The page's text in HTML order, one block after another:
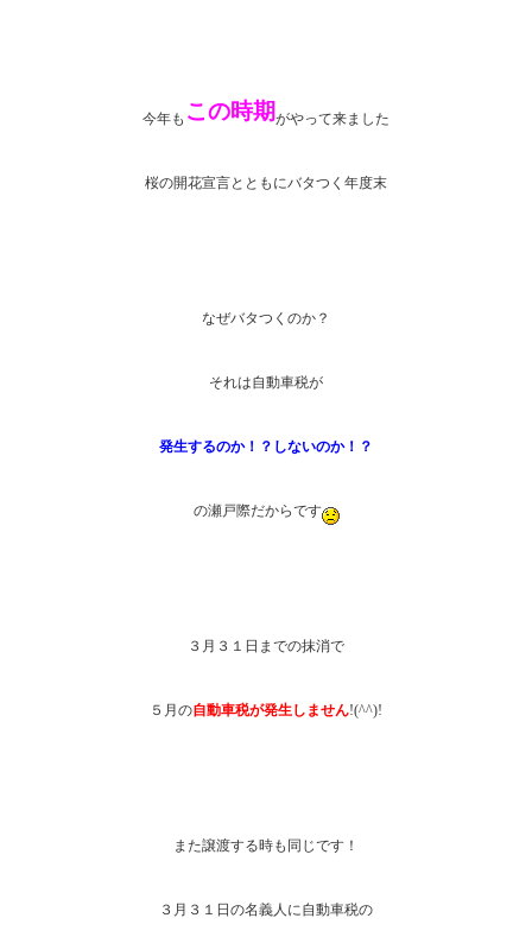
今年も この時期がやって来ました
桜の開花宣言とともにバタつく年度末
なぜバタつくのか？
それは自動車税が
発生するのか！？しないのか！？
の瀬戸際だからです
３月３１日までの抹消で
５月の自動車税が発生しません!(^^)!
また譲渡する時も同じです！
３月３１日の名義人に自動車税の